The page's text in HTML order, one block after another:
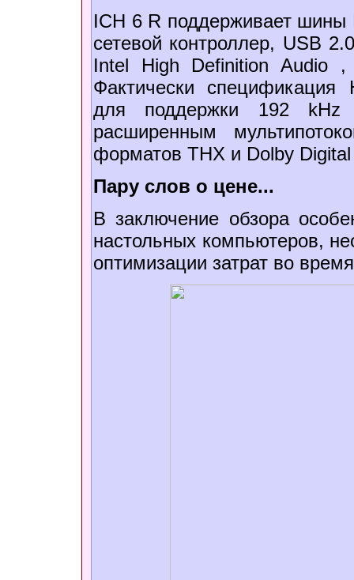
ICH 6 R поддерживает шины
сетевой контроллер, USB
Intel High Definition Audio
Фактически спецификация
для поддержки 192
расширенным
форматов THX и Dolby
Пару слов о цене...
В заключение обзора
настольных компьютеров,
оптимизации затрат во